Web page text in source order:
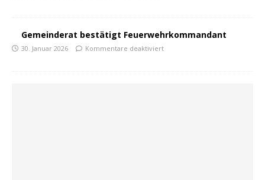
Gemeinderat bestätigt Feuerwehrkommandant
30. Januar 2026 Kommentare deaktiviert